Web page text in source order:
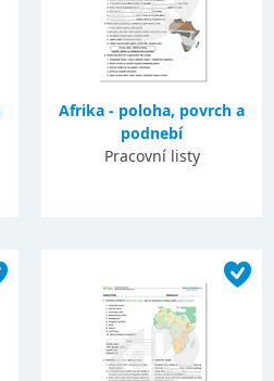
Afrika - poloha, povrch a
podnebí
Pracovní listy